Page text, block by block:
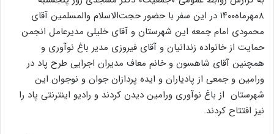
۸مهرماه۱۴۰۰ در این سفر با حضور حجت‌الاسلام والمسلمین آقای
محمودی امام جمعه این شهرستان و آقای خلیلی مدیرعامل انجمن
حمایت از خانواده زندانیان و آقای فیروزی مدیر باغ نوآوری و
همچنین آقای شاهسون و خانم معاف مدیران اجرایی طرح پاد در
ورامین و جمعی از پادیاران و ایده پردازان جوان و نوجوان این
شهرستان از باغ نوآوری ورامین دیدن کردند و رادیو اینترنتی پاد را
نیز افتتاح کردند.